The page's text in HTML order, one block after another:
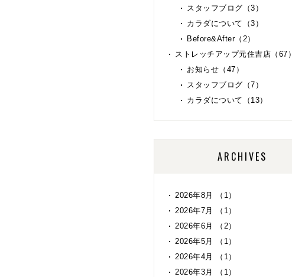
スタッフブログ（3）
カラダについて（3）
Before&After（2）
ストレッチアップ元住吉店（67）
お知らせ（47）
スタッフブログ（7）
カラダについて（13）
ARCHIVES
2026年8月 （1）
2026年7月 （1）
2026年6月 （2）
2026年5月 （1）
2026年4月 （1）
2026年3月 （1）